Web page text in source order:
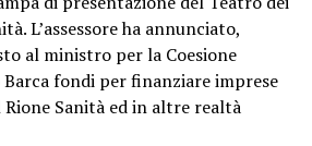
L’assessore ha annunciato,
al ministro per la Coesione
fondi per finanziare imprese
Sanità ed in altre realtà